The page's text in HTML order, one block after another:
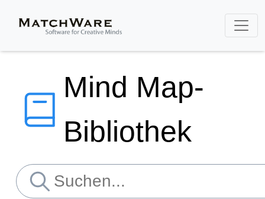
Mind Map-
Bibliothek